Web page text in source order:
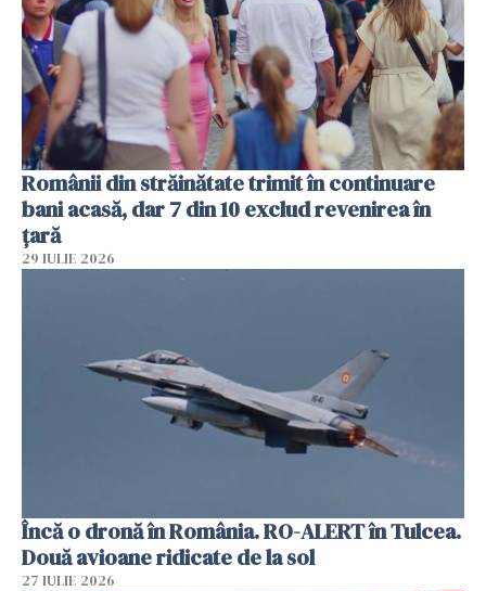
Românii din străinătate trimit în continuare
bani acasă, dar 7 din 10 exclud revenirea în
țară
29 IULIE 2026
Încă o dronă în România. RO-ALERT în Tulcea.
Două avioane ridicate de la sol
27 IULIE 2026